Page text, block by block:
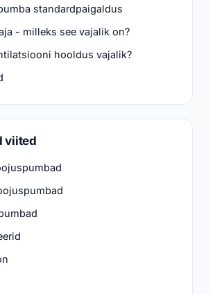
standardpaigaldus
- milleks see vajalik on?
hooldus vajalik?
viited